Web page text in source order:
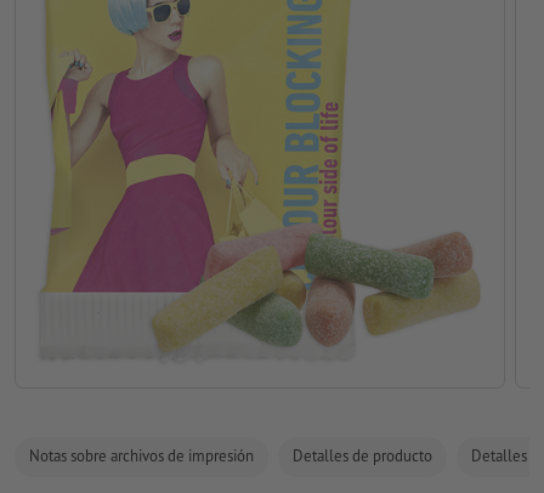
Notas sobre archivos de impresión Detalles de producto Detalles